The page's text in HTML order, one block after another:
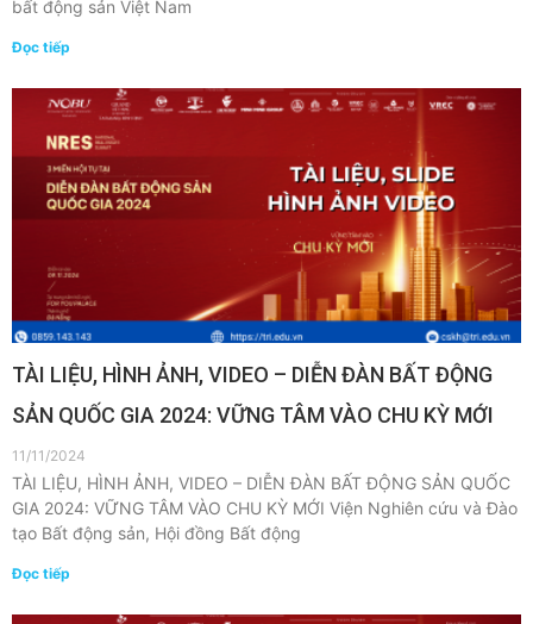
bất động sản Việt Nam
Đọc tiếp
TÀI LIỆU, HÌNH ẢNH, VIDEO – DIỄN ĐÀN BẤT ĐỘNG
SẢN QUỐC GIA 2024: VỮNG TÂM VÀO CHU KỲ MỚI
11/11/2024
TÀI LIỆU, HÌNH ẢNH, VIDEO – DIỄN ĐÀN BẤT ĐỘNG SẢN QUỐC
GIA 2024: VỮNG TÂM VÀO CHU KỲ MỚI Viện Nghiên cứu và Đào
tạo Bất động sản, Hội đồng Bất động
Đọc tiếp